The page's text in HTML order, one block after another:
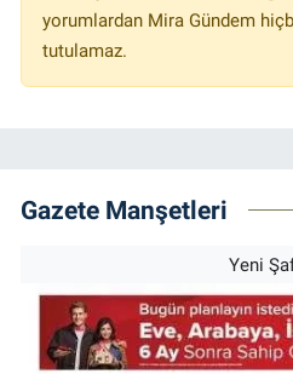
yorumlardan Mira Gündem
tutulamaz.
Gazete Manşetleri
Yeni